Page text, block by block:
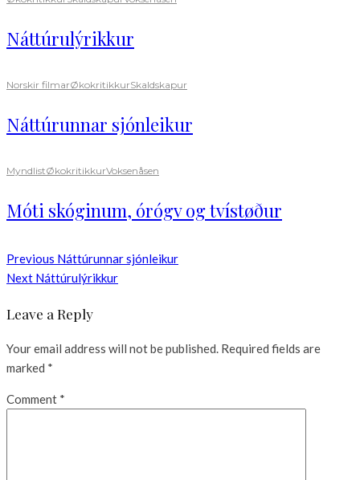
Náttúrulýrikkur
Norskir filmarØkokritikkurSkaldskapur
Náttúrunnar sjónleikur
MyndlistØkokritikkurVoksenåsen
Móti skóginum, órógv og tvístøður
Previous Náttúrunnar sjónleikur
Next Náttúrulýrikkur
Leave a Reply
Your email address will not be published. Required fields are
marked *
Comment *